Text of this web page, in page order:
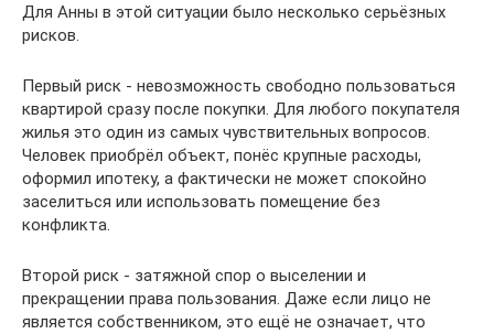
Для Анны в этой ситуации было несколько серьёзных
рисков.
Первый риск - невозможность свободно пользоваться
квартирой сразу после покупки. Для любого покупателя
жилья это один из самых чувствительных вопросов.
Человек приобрёл объект, понёс крупные расходы,
оформил ипотеку, а фактически не может спокойно
заселиться или использовать помещение без
конфликта.
Второй риск - затяжной спор о выселении и
прекращении права пользования. Даже если лицо не
является собственником, это ещё не означает, что